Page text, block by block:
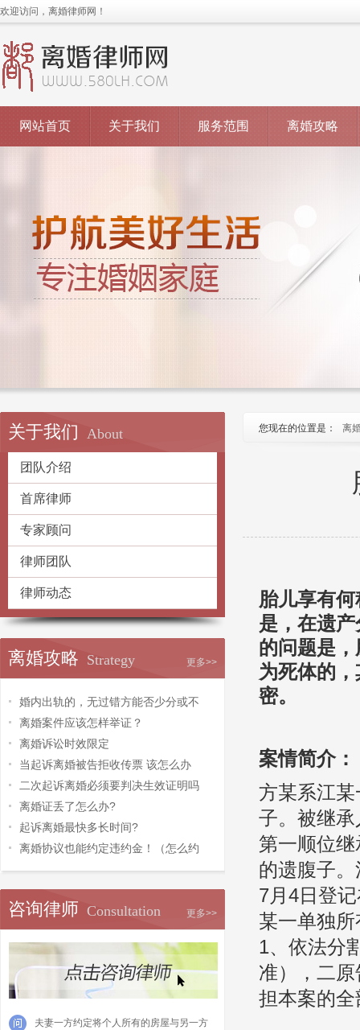
欢迎访问，离婚律师网！
网站首页 关于我们 服务范围 离婚攻略
关于我们 About
团队介绍
首席律师
专家顾问
律师团队
律师动态
离婚攻略 Strategy 更多>>
婚内出轨的，无过错方能否少分或不
离婚案件应该怎样举证？
离婚诉讼时效限定
当起诉离婚被告拒收传票 该怎么办
二次起诉离婚必须要判决生效证明吗
离婚证丢了怎么办?
起诉离婚最快多长时间?
离婚协议也能约定违约金！（怎么约
咨询律师 Consultation 更多>>
夫妻一方约定将个人所有的房屋与另一方
您现在的位置是： 离
胎儿享有
是，在遗
的问题是
为死体的
密。
案情简介：
方某系江
子。被继
第一顺位
的遗腹子
7月4日登
某一单独
1、依法分
准），二
担本案的